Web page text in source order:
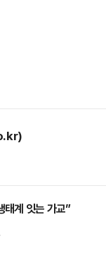
계 잇는 가교”